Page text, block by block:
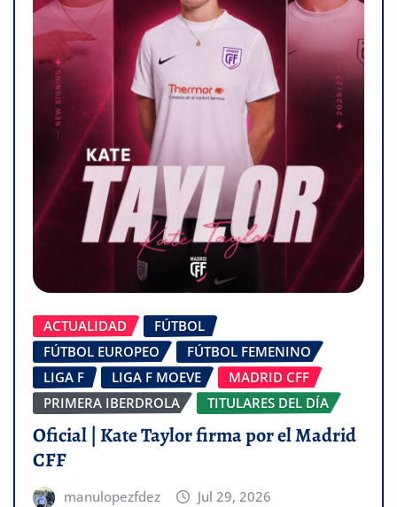
ACTUALIDAD
FÚTBOL
FÚTBOL EUROPEO
FÚTBOL FEMENINO
LIGA F
LIGA F MOEVE
MADRID CFF
PRIMERA IBERDROLA
TITULARES DEL DÍA
Oficial | Kate Taylor firma por el Madrid
CFF
manulopezfdez Jul 29, 2026